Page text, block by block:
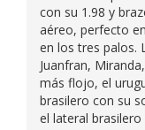
con su 1.98 y
aéreo, perfecto
en los tres palos.
Juanfran,
más flojo, el
brasilero con su
el lateral